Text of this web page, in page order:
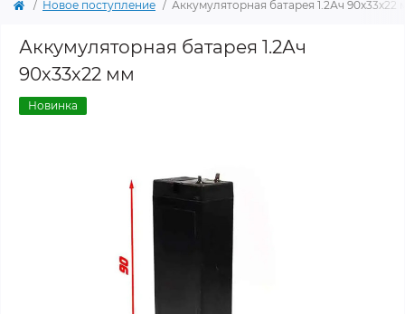
Новое поступление Аккумуляторная батарея 1.2Ач 90х33х22
Аккумуляторная батарея 1.2Ач
90х33х22 мм
Новинка